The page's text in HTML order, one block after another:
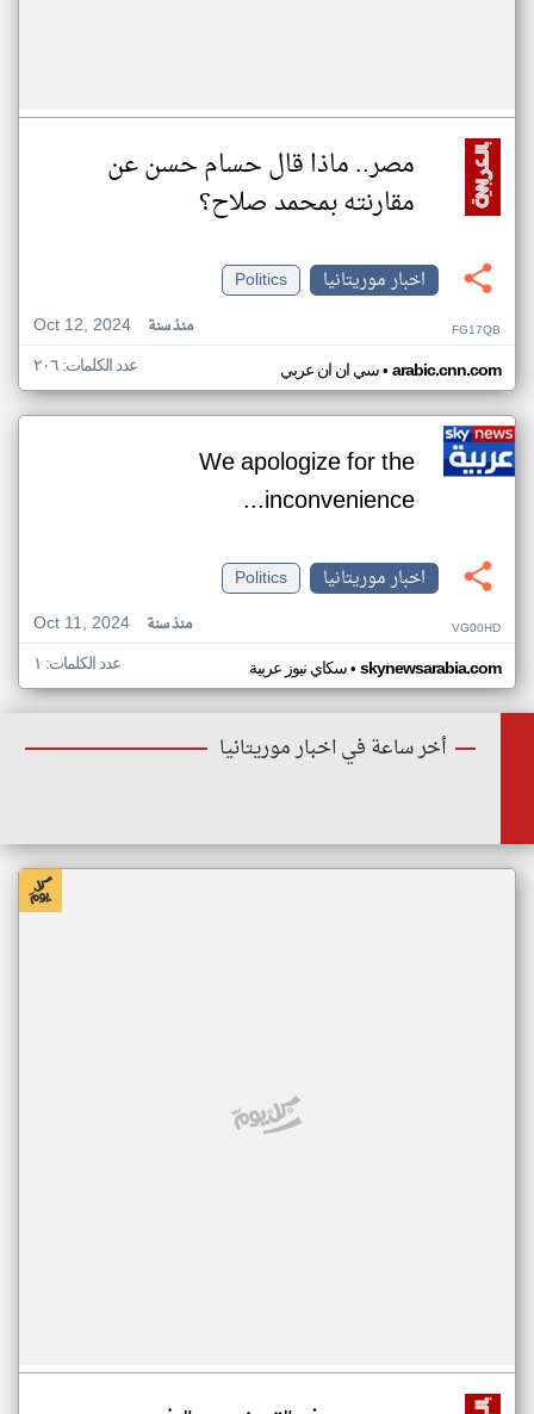
مصر.. ماذا قال حسام حسن عن
مقارنته بمحمد صلاح؟
اخبار موريتانيا
Politics
Oct 12, 2024
منذ سنة FG17QB
سي ان ان عربي• arabic.cnn.com عدد الكلمات: ٢٠٦
We apologize for the
inconvenience...
اخبار موريتانيا
Politics
Oct 11, 2024
منذ سنة VG00HD
سكاي نيوز عربية• skynewsarabia.com عدد الكلمات: ١
أخر ساعة في اخبار موريتانيا